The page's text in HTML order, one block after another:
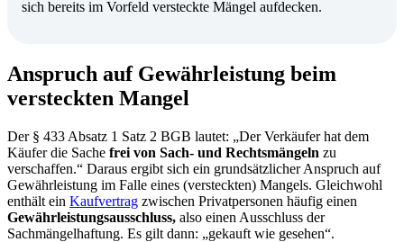
sich bereits im Vorfeld versteckte Mängel aufdecken.
Anspruch auf Gewährleistung beim
versteckten Mangel
Der § 433 Absatz 1 Satz 2 BGB lautet: „Der Verkäufer hat dem
Käufer die Sache frei von Sach- und Rechtsmängeln zu
verschaffen.“ Daraus ergibt sich ein grundsätzlicher Anspruch auf
Gewährleistung im Falle eines (versteckten) Mangels. Gleichwohl
enthält ein Kaufvertrag zwischen Privatpersonen häufig einen
Gewährleistungsausschluss, also einen Ausschluss der
Sachmängelhaftung. Es gilt dann: „gekauft wie gesehen“.